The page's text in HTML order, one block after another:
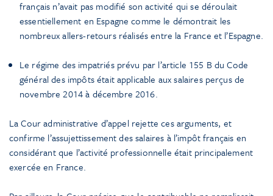
français n’avait pas modifié son activité qui se déroulait
essentiellement en Espagne comme le démontrait les
nombreux allers-retours réalisés entre la France et l’Espagne.
Le régime des impatriés prévu par l’article 155 B du Code
général des impôts était applicable aux salaires perçus de
novembre 2014 à décembre 2016.
La Cour administrative d’appel rejette ces arguments, et
confirme l’assujettissement des salaires à l’impôt français en
considérant que l’activité professionnelle était principalement
exercée en France.